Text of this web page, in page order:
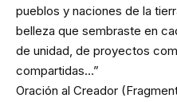
pueblos y naciones de la
belleza que sembraste en
de unidad, de proyectos
compartidas…”
Oración al Creador